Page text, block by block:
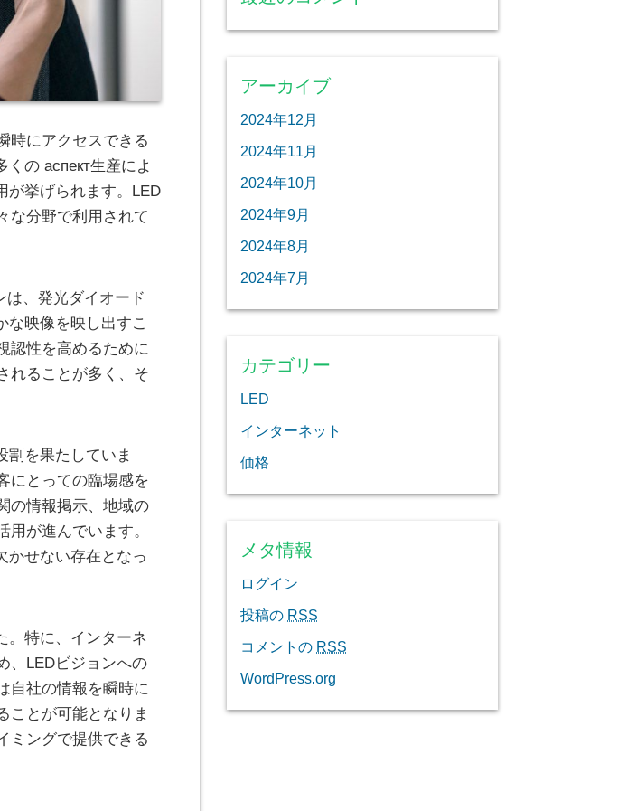
時にアクセスできる
の аспект生産によ
が挙げられます。LED
な分野で利用されて
は、発光ダイオード
な映像を映し出すこ
認性を高めるために
れることが多く、そ
割を果たしていま
にとっての臨場感を
の情報掲示、地域の
が進んでいます。
かせない存在となっ
。特に、インターネ
、LEDビジョンへの
自社の情報を瞬時に
ことが可能となりま
ミングで提供できる
アーカイブ
2024年12月
2024年11月
2024年10月
2024年9月
2024年8月
2024年7月
カテゴリー
LED
インターネット
価格
メタ情報
ログイン
投稿の RSS
コメントの RSS
WordPress.org